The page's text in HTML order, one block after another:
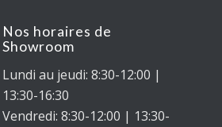
Nos horaires de
Showroom
Lundi au jeudi: 8:30-12:00 |
13:30-16:30
Vendredi: 8:30-12:00 | 13:30-